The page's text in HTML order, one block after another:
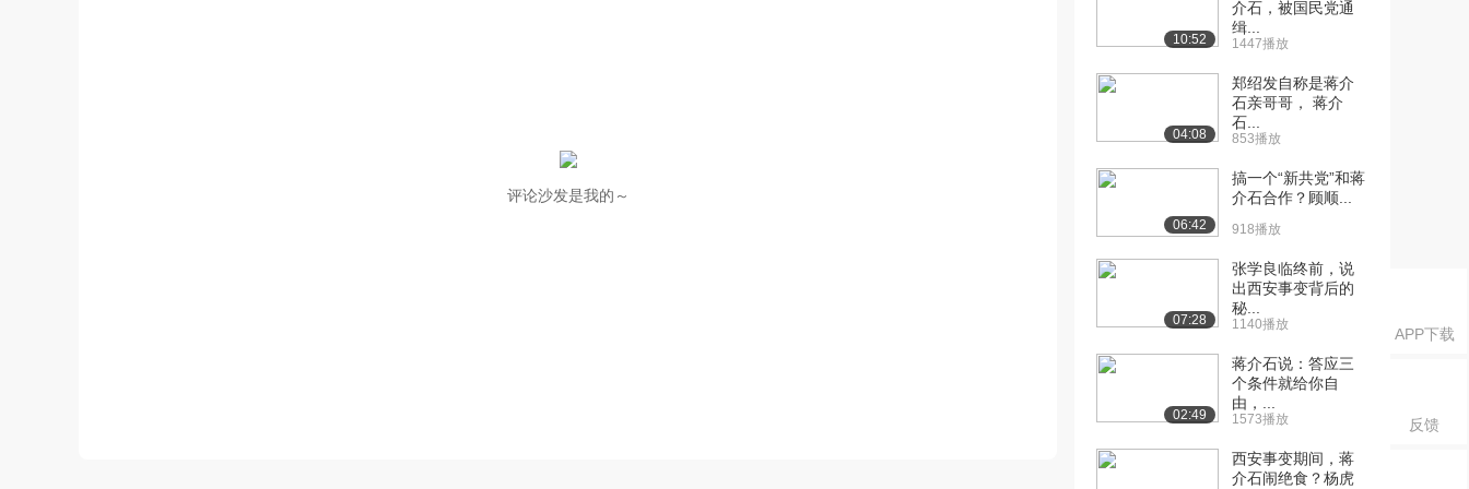
APP下载
反馈
评论沙发是我的～
10:52
介石，被国民党通
缉...
1447播放
04:08
郑绍发自称是蒋介
石亲哥哥， 蒋介
石...
853播放
06:42
搞一个“新共党”和蒋
介石合作？顾顺...
918播放
07:28
张学良临终前，说
出西安事变背后的
秘...
1140播放
02:49
蒋介石说：答应三
个条件就给你自
由，...
1573播放
西安事变期间，蒋
介石闹绝食？杨虎